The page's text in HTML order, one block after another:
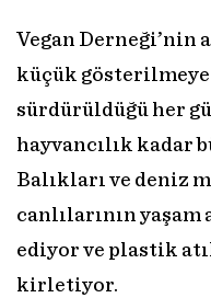
Vegan Derneği’nin
küçük gösterilmeye
sürdürüldüğü her
hayvancılık kadar
Balıkları ve deniz
canlılarının
ediyor ve plastik
kirletiyor.